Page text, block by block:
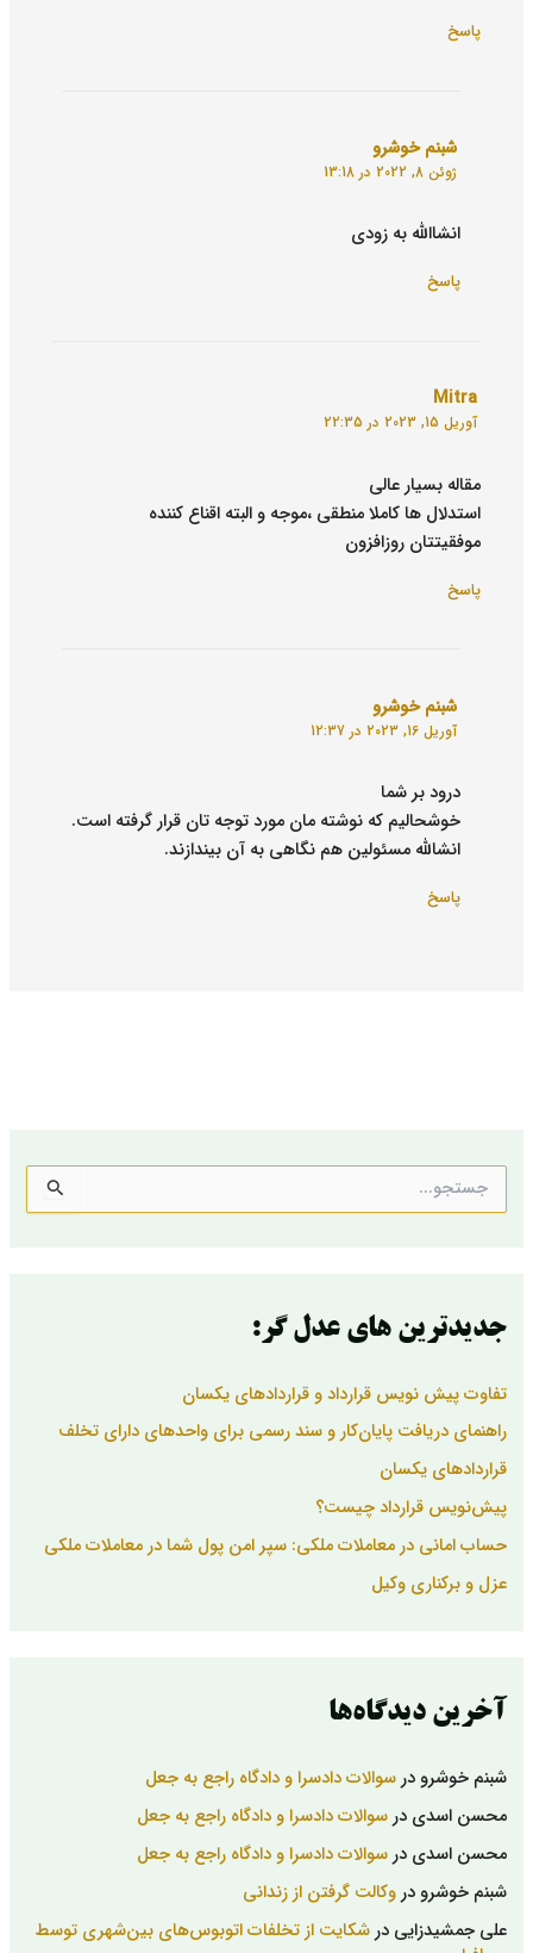
پاسخ
شبنم خوشرو
ژوئن 8, 2022 در 13:18
انشاالله به زودی
پاسخ
Mitra
آوریل 15, 2023 در 22:35
مقاله بسیار عالی
استدلال ها کاملا منطقی ،موجه و البته اقناع کننده
موفقیتتان روزافزون
پاسخ
شبنم خوشرو
آوریل 16, 2023 در 12:37
درود بر شما
خوشحالیم که نوشته مان مورد توجه تان قرار گرفته است.
انشالله مسئولین هم نگاهی به آن بیندازند.
پاسخ
س
ر
:
جدیدترین های عدل گر:
تفاوت پیش نویس قرارداد و قراردادهای یکسان
راهنمای دریافت پایان‌کار و سند رسمی برای واحدهای دارای تخلف
قراردادهای یکسان
پیش‌نویس قرارداد چیست؟
حساب امانی در معاملات ملکی: سپر امن پول شما در معاملات ملکی
عزل و برکناری وکیل
آخرین دیدگاه‌ها
شبنم خوشرو درسوالات دادسرا و دادگاه راجع به جعل
محسن اسدی درسوالات دادسرا و دادگاه راجع به جعل
محسن اسدی درسوالات دادسرا و دادگاه راجع به جعل
شبنم خوشرو دروکالت گرفتن از زندانی
علی جمشیدزایی درشکایت از تخلفات اتوبوس‌های بین‌شهری توسط